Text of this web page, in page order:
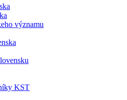
významu
KST